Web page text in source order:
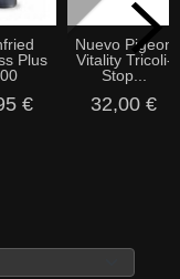
Plus
€
Nuevo Pigeon
Vitality Tricoli-
Stop...
32,00 €